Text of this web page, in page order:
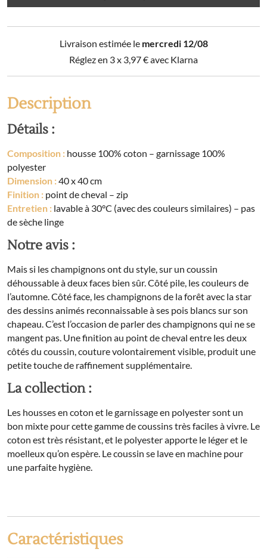
point
Livraison estimée le mercredi 12/08
Réglez en 3 x 3,97€avec Klarna
Description
Détails :
Composition : housse 100% coton – garnissage 100%
polyester
Dimension :40 x 40 cm
Finition : point de cheval – zip
Entretien : lavable à 30°C (avec des couleurs similaires) – pas
de sèche linge
Notre avis :
Mais si les champignons ont du style, sur un coussin
déhoussable à deux faces bien sûr. Côté pile, les couleurs de
l’automne. Côté face, les champignons de la forêt avec la star
des dessins animés reconnaissable à ses pois blancs sur son
chapeau. C’est l’occasion de parler des champignons qui ne se
mangent pas. Une finition au point de cheval entre les deux
côtés du coussin, couture volontairement visible, produit une
petite touche de raffinement supplémentaire.
La collection :
Les housses en coton et le garnissage en polyester sont un
bon mixte pour cette gamme de coussins très faciles à vivre. Le
coton est très résistant, et le polyester apporte le léger et le
moelleux qu’on espère. Le coussin se lave en machine pour
une parfaite hygiène.
Caractéristiques